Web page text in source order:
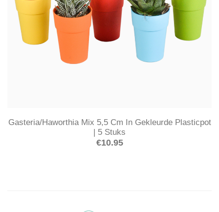
Gasteria/Haworthia Mix 5,5 Cm In Gekleurde Plasticpot
| 5 Stuks
€10.95